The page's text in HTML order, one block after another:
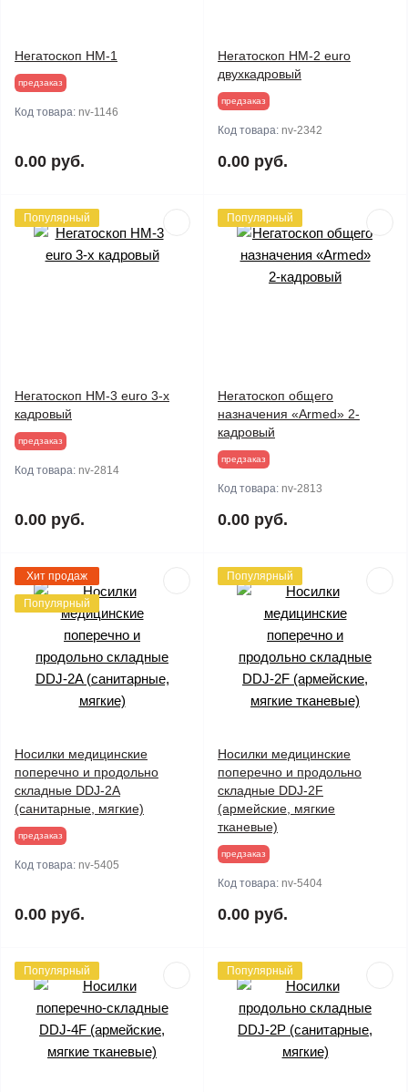
Негатоскоп НМ-1
предзаказ
Код товара: nv-1146
0.00 руб.
Негатоскоп НМ-2 euro
двухкадровый
предзаказ
Код товара: nv-2342
0.00 руб.
Популярный
Негатоскоп НМ-3 euro 3-х
кадровый
предзаказ
Код товара: nv-2814
0.00 руб.
Популярный
Негатоскоп общего
назначения «Armed» 2-
кадровый
предзаказ
Код товара: nv-2813
0.00 руб.
Хит продаж
Популярный
Носилки медицинские
поперечно и продольно
складные DDJ-2A
(санитарные, мягкие)
предзаказ
Код товара: nv-5405
0.00 руб.
Популярный
Носилки медицинские
поперечно и продольно
складные DDJ-2F
(армейские, мягкие
тканевые)
предзаказ
Код товара: nv-5404
0.00 руб.
Популярный Популярный